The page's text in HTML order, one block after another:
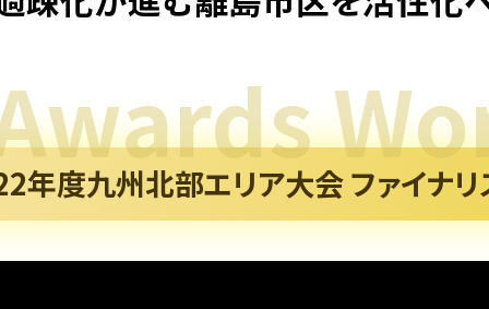
年度九州北部エリア大会 ファイナリ